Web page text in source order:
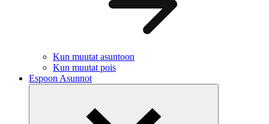
Kun muutat asuntoon
Kun muutat pois
Espoon Asunnot